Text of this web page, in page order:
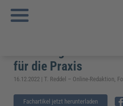
Sie sind hier:
Lehrergesundheit: Prävention,
Praxis
Lehrergesundheit:
Belastungsfaktoren
für die Praxis
16.12.2022 | T. Reddel – Online-Redaktion,
Fachartikel jetzt herunterladen